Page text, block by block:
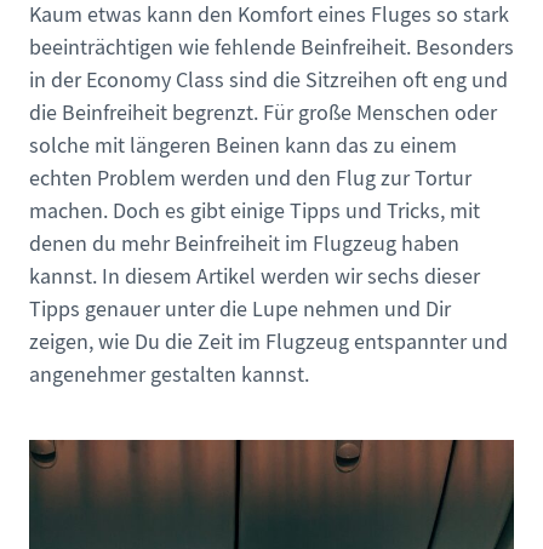
Kaum etwas kann den Komfort eines Fluges so stark
beeinträchtigen wie fehlende Beinfreiheit. Besonders
in der Economy Class sind die Sitzreihen oft eng und
die Beinfreiheit begrenzt. Für große Menschen oder
solche mit längeren Beinen kann das zu einem
echten Problem werden und den Flug zur Tortur
machen. Doch es gibt einige Tipps und Tricks, mit
denen du mehr Beinfreiheit im Flugzeug haben
kannst. In diesem Artikel werden wir sechs dieser
Tipps genauer unter die Lupe nehmen und Dir
zeigen, wie Du die Zeit im Flugzeug entspannter und
angenehmer gestalten kannst.